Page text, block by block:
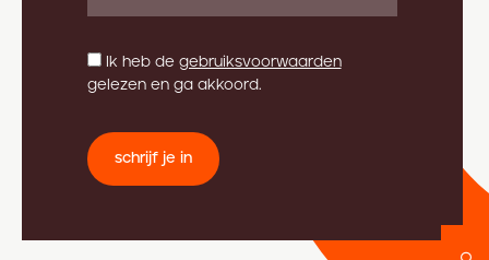
Ik heb de gebruiksvoorwaarden
gelezen en ga akkoord.
schrijf je in